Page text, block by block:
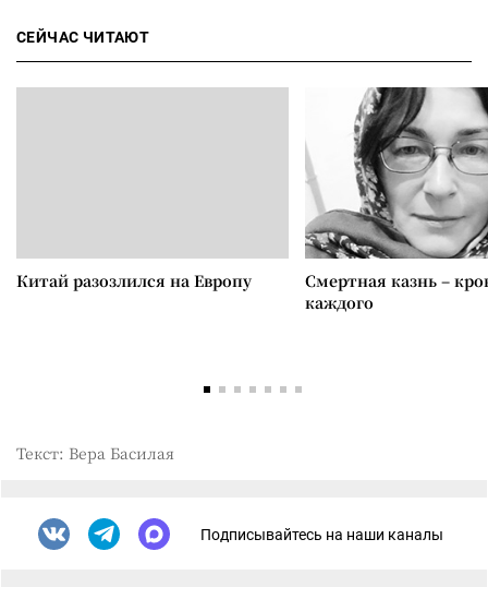
СЕЙЧАС ЧИТАЮТ
Китай разозлился на Европу
Смертная казнь –
каждого
Текст: Вера Басилая
Подписывайтесь на наши каналы